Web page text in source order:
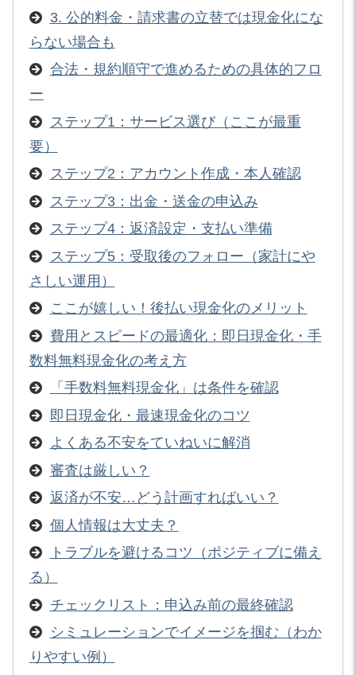
3. 公的料金・請求書の立替では現金化にな
らない場合も
合法・規約順守で進めるための具体的フロ
ー
ステップ1：サービス選び（ここが最重
要）
ステップ2：アカウント作成・本人確認
ステップ3：出金・送金の申込み
ステップ4：返済設定・支払い準備
ステップ5：受取後のフォロー（家計にや
さしい運用）
ここが嬉しい！後払い現金化のメリット
費用とスピードの最適化：即日現金化・手
数料無料現金化の考え方
「手数料無料現金化」は条件を確認
即日現金化・最速現金化のコツ
よくある不安をていねいに解消
審査は厳しい？
返済が不安…どう計画すればいい？
個人情報は大丈夫？
トラブルを避けるコツ（ポジティブに備え
る）
チェックリスト：申込み前の最終確認
シミュレーションでイメージを掴む（わか
りやすい例）